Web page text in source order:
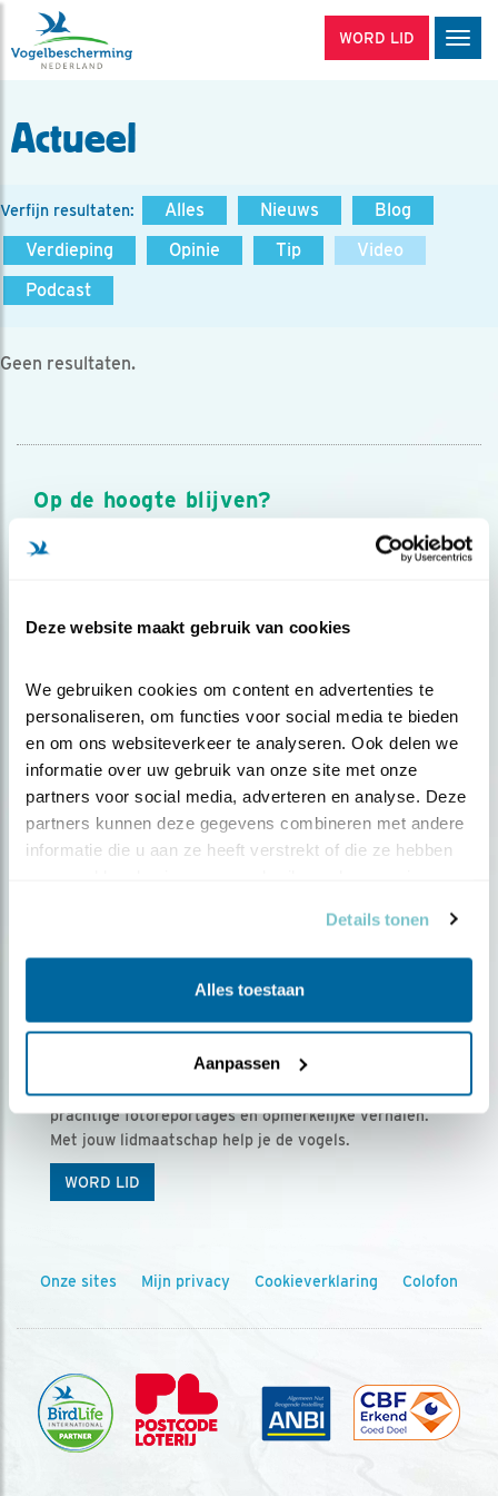
Deze website maakt gebruik van cookies
We gebruiken cookies om content en advertenties te
personaliseren, om functies voor social media te bieden
en om ons websiteverkeer te analyseren. Ook delen we
informatie over uw gebruik van onze site met onze
partners voor social media, adverteren en analyse. Deze
partners kunnen deze gegevens combineren met andere
informatie die u aan ze heeft verstrekt of die ze hebben
Details tonen
Alles toestaan
Aanpassen
WORD LID
Actueel
Verfijn resultaten: Alles Nieuws
Blog
Verdieping
Opinie Tip
Video
Podcast
Geen resultaten.
Op de hoogte blijven?
Meld je aan en ontvang nieuws, inspiratie, acties en tips
over vogels en activiteiten van Vogelbescherming.
Ontvang 5 x Vogels voor € 36,00 per jaar
Vogels is het tijdschrift voor onze leden, met
prachtige fotoreportages en opmerkelijke verhalen.
Met jouw lidmaatschap help je de vogels.
WORD LID
Onze sites Mijn privacy Cookieverklaring Colofon